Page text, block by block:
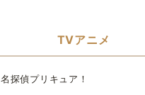
TVアニメ
名探偵プリキュア！